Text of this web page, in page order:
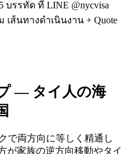
บรรทัด ที่ LINE @nycvisa
ส้นทางดำเนินงาน + Quote
— タイ人の海
で両方向に等しく精通し
が家族の逆方向移動やタイ